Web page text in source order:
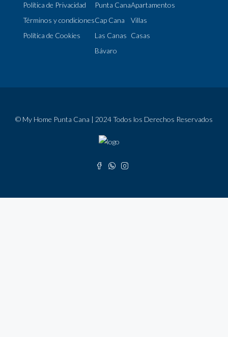
Política de Privacidad
Términos y condiciones
Política de Cookies
Punta Cana
Cap Cana
Las Canas
Bávaro
Apartamentos
Villas
Casas
© My Home Punta Cana | 2024 Todos los Derechos Reservados